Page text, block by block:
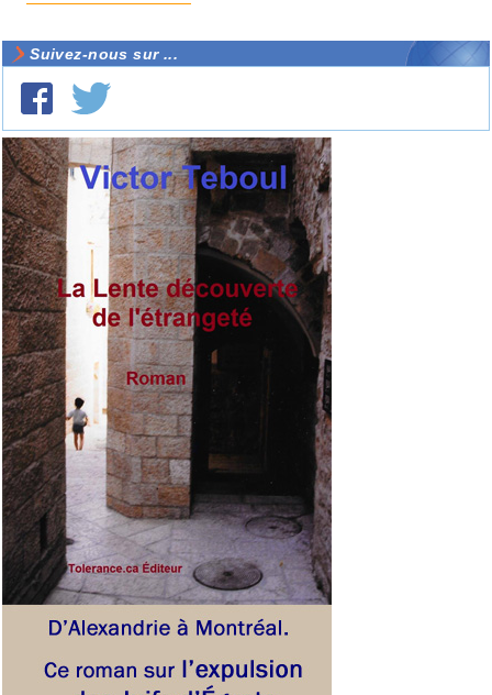
Suivez-nous sur ...